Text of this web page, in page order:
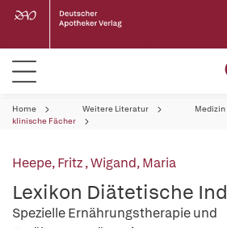
Home Weitere Literatur
Medizin
klinische Fächer
Heepe, Fritz,Wigand, Maria
Lexikon Diätetische
Spezielle Ernährungstherapie und